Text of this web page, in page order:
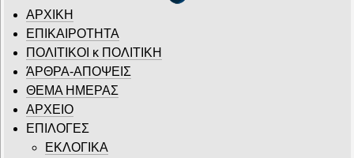
ΑΡΧΙΚΗ
ΕΠΙΚΑΙΡΟΤΗΤΑ
ΠΟΛΙΤΙΚΟΙ κ ΠΟΛΙΤΙΚΗ
ΆΡΘΡΑ-ΑΠΟΨΕΙΣ
ΘΕΜΑ ΗΜΕΡΑΣ
ΑΡΧΕΙΟ
ΕΠΙΛΟΓΕΣ
ΕΚΛΟΓΙΚΑ